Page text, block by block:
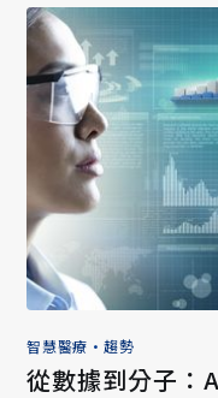
智慧醫療 •趨勢
從數據到分子：